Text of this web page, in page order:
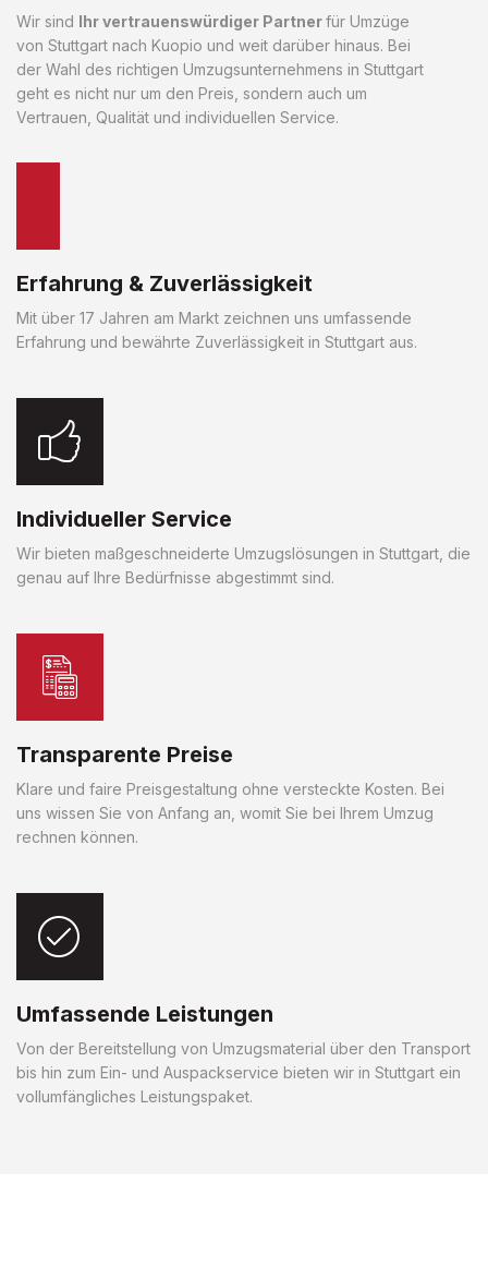
Wir sind Ihr vertrauenswürdiger Partnerfür Umzüge
von Stuttgart nach Kuopio und weit darüber hinaus. Bei
der Wahl des richtigen Umzugsunternehmens in Stuttgart
geht es nicht nur um den Preis, sondern auch um
Vertrauen, Qualität und individuellen Service.
Erfahrung & Zuverlässigkeit
Mit über 17 Jahren am Markt zeichnen uns umfassende
Erfahrung und bewährte Zuverlässigkeit in Stuttgart aus.
Individueller Service
Wir bieten maßgeschneiderte Umzugslösungen in Stuttgart, die
genau auf Ihre Bedürfnisse abgestimmt sind.
Transparente Preise
Klare und faire Preisgestaltung ohne versteckte Kosten. Bei
uns wissen Sie von Anfang an, womit Sie bei Ihrem Umzug
rechnen können.
Umfassende Leistungen
Von der Bereitstellung von Umzugsmaterial über den Transport
bis hin zum Ein- und Auspackservice bieten wir in Stuttgart ein
vollumfängliches Leistungspaket.